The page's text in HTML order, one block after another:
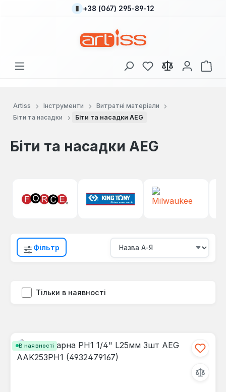
Перейти до основного вмісту
+38 (067) 295-89-12
У вас є 0 у списку
Artiss Інструменти
Витратні матеріали
Біти та насадки
Біти та насадки AEG
Біти та насадки AEG
Фільтр
Тільки в наявності
В наявності